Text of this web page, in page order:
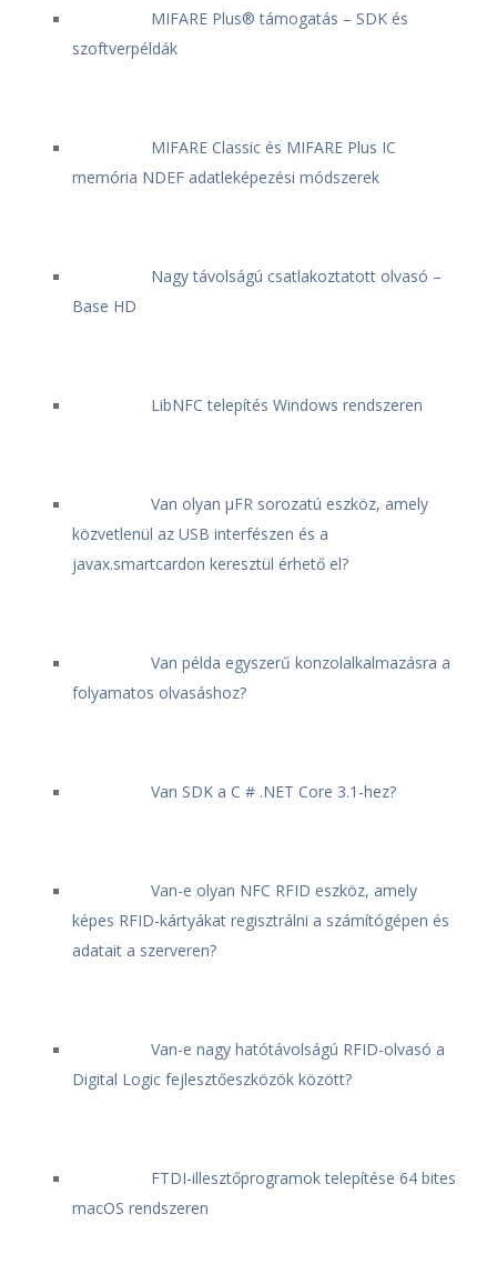
MIFARE Plus® támogatás – SDK és
szoftverpéldák
MIFARE Classic és MIFARE Plus IC
memória NDEF adatleképezési módszerek
Nagy távolságú csatlakoztatott olvasó –
Base HD
LibNFC telepítés Windows rendszeren
Van olyan μFR sorozatú eszköz, amely
közvetlenül az USB interfészen és a
javax.smartcardon keresztül érhető el?
Van példa egyszerű konzolalkalmazásra a
folyamatos olvasáshoz?
Van SDK a C # .NET Core 3.1-hez?
Van-e olyan NFC RFID eszköz, amely
képes RFID-kártyákat regisztrálni a számítógépen és
adatait a szerveren?
Van-e nagy hatótávolságú RFID-olvasó a
Digital Logic fejlesztőeszközök között?
FTDI-illesztőprogramok telepítése 64 bites
macOS rendszeren